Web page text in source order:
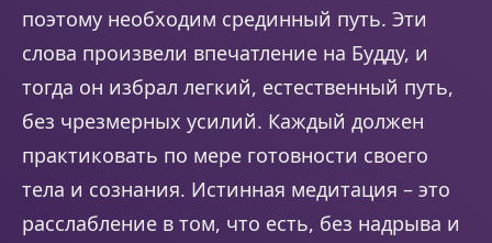
поэтому необходим срединный путь. Эти
слова произвели впечатление на Будду, и
тогда он избрал легкий, естественный путь,
без чрезмерных усилий. Каждый должен
практиковать по мере готовности своего
тела и сознания. Истинная медитация – это
расслабление в том, что есть, без надрыва и